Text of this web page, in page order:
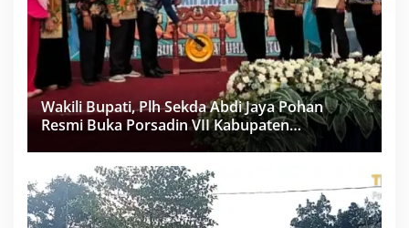
Wakili Bupati, Plh Sekda Abdi Jaya Pohan
Resmi Buka Porsadin VII Kabupaten